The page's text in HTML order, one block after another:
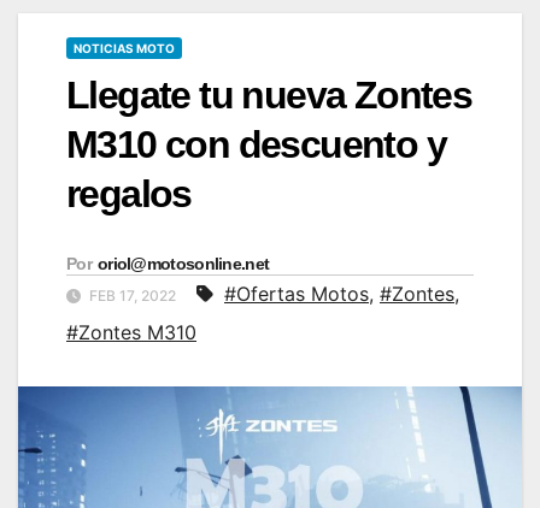
NOTICIAS MOTO
Llegate tu nueva Zontes
M310 con descuento y
regalos
Por oriol@motosonline.net
FEB 17, 2022 #Ofertas Motos, #Zontes,
#Zontes M310